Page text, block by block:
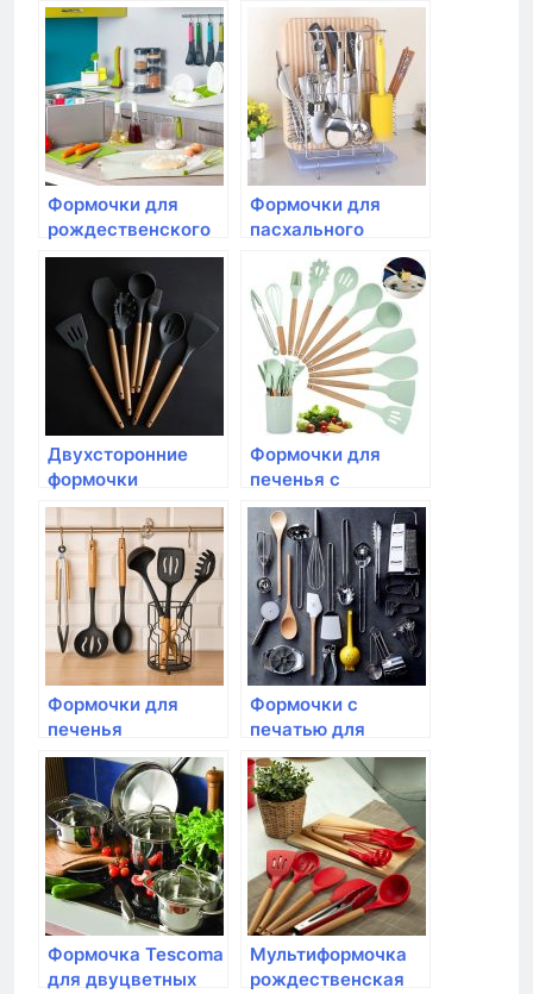
DELICIA, 13 шт.
пасхальных
мотивов
Формочки для
рождественского
песочного печенья
Tescoma, DELICIA,
Формочки для
пасхального
песочного печенья
Tescoma,
DELICIA,8шт.
Двухсторонние
формочки
сердечки Tescoma,
DELICIA, 6
размеров
Формочки для
печенья с
начинкой Tescoma,
DEICIA, 3
рождественских
формы
Формочки для
печенья
Формочки с
печатью для
печенья Tescoma,
DELICIA, 2 шт.,
фигурки
Формочка Tescoma
для двуцветных
Мультиформочка
рождественская